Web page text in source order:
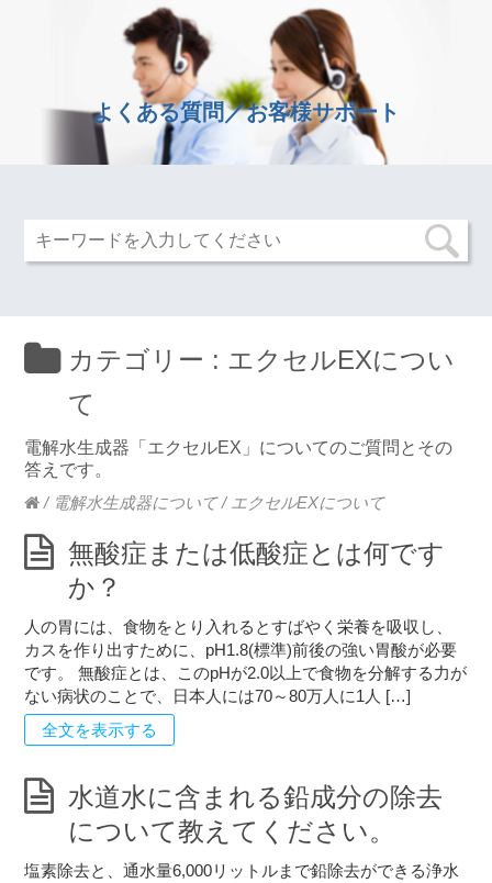
よくある質問／お客様サポート
カテゴリー : エクセルEXについ
て
電解水生成器「エクセルEX」についてのご質問とその
答えです。
/ 電解水生成器について / エクセルEXについて
無酸症または低酸症とは何です
か？
人の胃には、食物をとり入れるとすばやく栄養を吸収し、
カスを作り出すために、pH1.8(標準)前後の強い胃酸が必要
です。 無酸症とは、このpHが2.0以上で食物を分解する力が
ない病状のことで、日本人には70～80万人に1人 […]
全文を表示する
水道水に含まれる鉛成分の除去
について教えてください。
塩素除去と、通水量6,000リットルまで鉛除去ができる浄水